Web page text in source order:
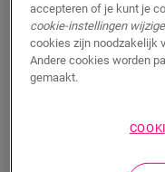
Dit enkele profiel biedt
te werken, zoals de
aan een muur of raam.
in de gewenste vorm
profiel past perfect bij
Voor een waterdichte
je: 1. Twee vloeren met
accepteren of je kunt je
cookie-instellingen
cookies zijn noodzakelijk
Andere cookies worden
gemaakt.